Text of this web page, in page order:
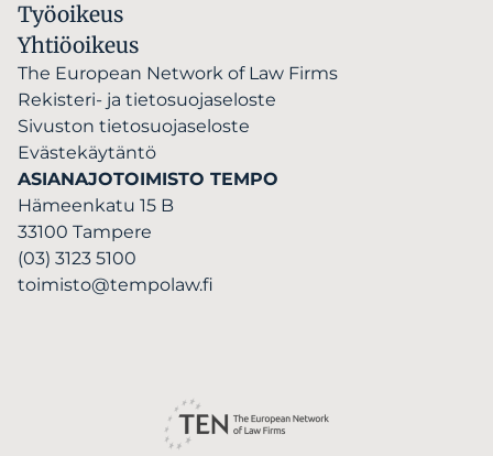
Työoikeus
Yhtiöoikeus
The European Network of Law Firms
Rekisteri- ja tietosuojaseloste
Sivuston tietosuojaseloste
Evästekäytäntö
ASIANAJOTOIMISTO TEMPO
Hämeenkatu 15 B
33100 Tampere
(03) 3123 5100
toimisto@tempolaw.fi